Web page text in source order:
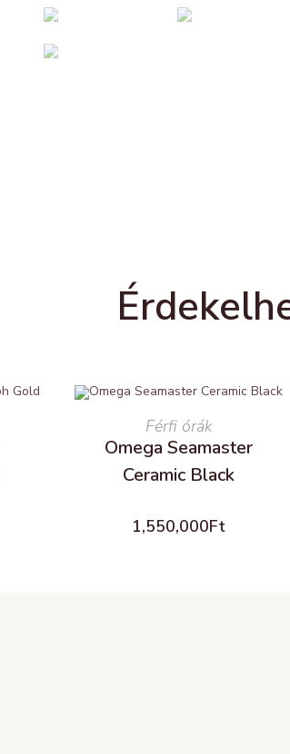
READ MORE
Férfi órák
Omega Seamaster
Ceramic Black
1,550,000Ft